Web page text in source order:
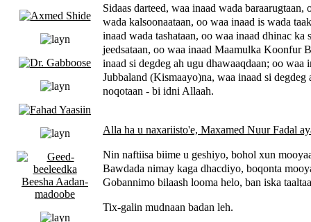
Sidaas darteed, waa inaad wada baraarugtaan,
wada kalsoonaataan, oo waa inaad is wada
inaad wada tashataan, oo waa inaad dhinac ka
jeedsataan, oo waa inaad Maamulka Koonfur
inaad si degdeg ah ugu dhawaaqdaan; oo waa
Jubbaland (Kismaayo)na, waa inaad si degdeg
noqotaan - bi idni Allaah.
Alla ha u naxariisto'e, Maxamed Nuur Fadal
Nin naftiisa biime u geshiyo, bohol xun
Bawdada nimay kaga dhacdiyo, boqonta
Gobannimo bilaash looma helo, ban iska
Tix-galin mudnaan badan leh.